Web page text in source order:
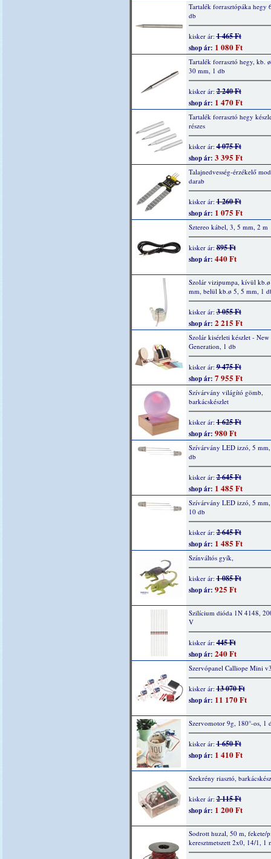
Tartalék forrasztópáka hegy
db
kisker ár:1 465 Ft
shop ár: 1 080 Ft
Tartalék forrasztó hegy, kb.
30 mm, 1 db
kisker ár:2 240 Ft
shop ár: 1 470 Ft
Tartalék forrasztó hegy
részes
kisker ár:4 075 Ft
shop ár: 3 395 Ft
Talajnedvesség-érzékelő
darab
kisker ár:1 260 Ft
shop ár: 1 075 Ft
Sztereo kábel, 3, 5 mm, 2 m
kisker ár:895 Ft
shop ár: 440 Ft
Szolár vizipumpa, kívül
mm, belül kb.ø 5, 5 mm, 1
kisker ár:3 055 Ft
shop ár: 2 215 Ft
Szolár kisérleti készlet - New
Generation, 1 db
kisker ár:9 475 Ft
shop ár: 7 955 Ft
Szívárvány világító gömb,
barkácskészlet
kisker ár:1 625 Ft
shop ár: 980 Ft
Szívárvány LED izzó, 5 mm,
db
kisker ár:2 645 Ft
shop ár: 1 485 Ft
Szívárvány LED izzó, 5
10 db
kisker ár:2 645 Ft
shop ár: 1 485 Ft
Színváltós gyík,
kisker ár:1 085 Ft
shop ár: 925 Ft
Szilícium dióda 1N 4148,
V
kisker ár:445 Ft
shop ár: 240 Ft
Szervópanel Calliope Mini
kisker ár:13 070 Ft
shop ár: 11 170 Ft
Szervomotor 9g, 180°-os, 1
kisker ár:1 650 Ft
shop ár: 1 410 Ft
Szekrény riasztó,
kisker ár:2 115 Ft
shop ár: 1 200 Ft
Sodrott huzal, 50 m, fekete/
keresztmetszett 2x0, 14/1, 1